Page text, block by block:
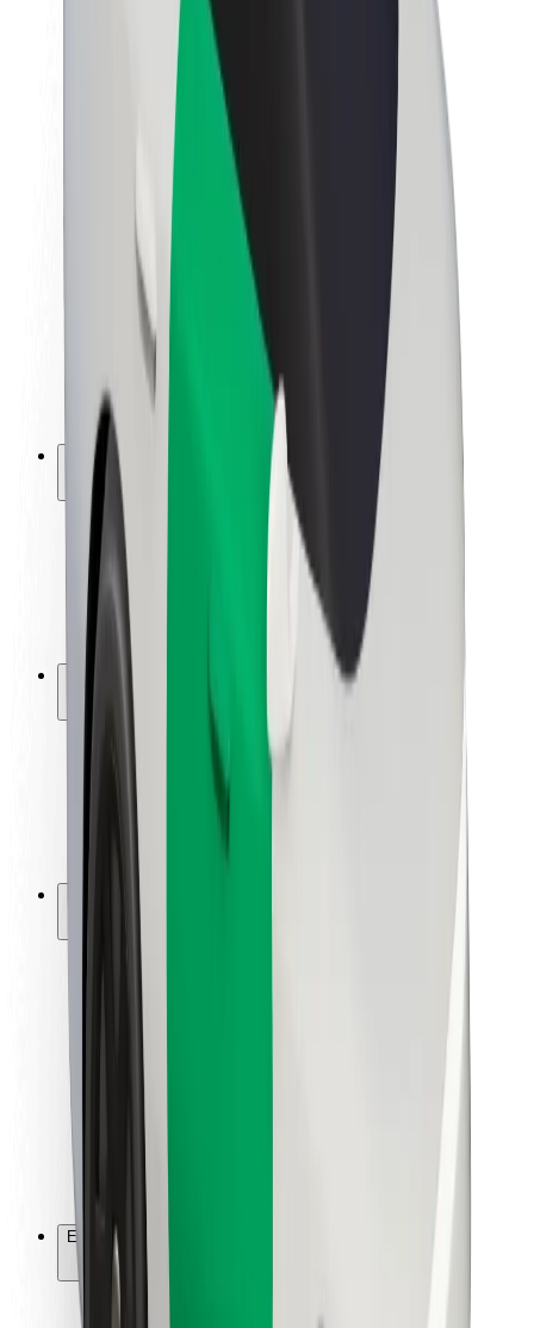
Fenntarthatóság a Boltnál
Project Zero
Sajtószoba
Befektetői kapcsolatok
Vezetőség
Márka
Média
Urban Fund
Biztonság
Utasbiztonság
Sofőr biztonság
E-roller biztonság
Biztonsági részleg
Városok
Lokációk
Városi megoldások
Repülőtér
Bolt töltőállomások
Utasoknak
Sofőröknek
Bolt Food
Flottapartnereknek
Bolt for Business
Egyéb
Beszállítók